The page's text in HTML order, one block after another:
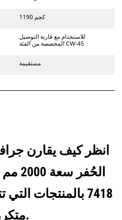
يستخدم مفصلات قارنة التوصيل
تتوفر قارنات التوصيل المخصصة
1190 كجم
للاستخدام مع قارنة التوصيل
المخصصة من الفئة CW-45
مستقيمة
انظر كيف يقارن
7418 بالمنتجات
متكرر.